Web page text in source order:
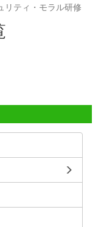
リティ・モラル研修